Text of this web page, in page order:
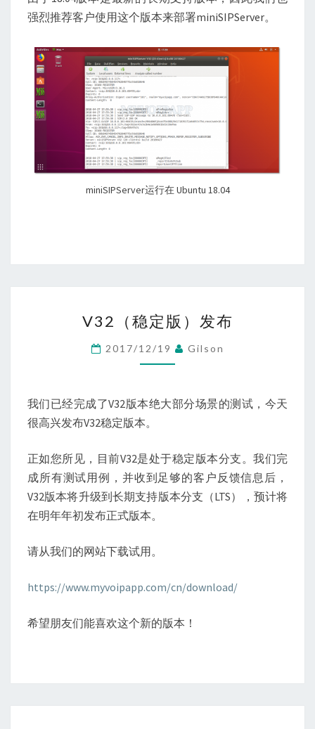
强烈推荐客户使用这个版本来部署miniSIPServer。
miniSIPServer运行在 Ubuntu 18.04
定
版）
发
V32（稳定版）发布
2017/12/19 Gilson
我们已经完成了V32版本绝大部分场景的测试，今天
很高兴发布V32稳定版本。
正如您所见，目前V32是处于稳定版本分支。我们完
成所有测试用例，并收到足够的客户反馈信息后，
V32版本将升级到长期支持版本分支（LTS），预计将
在明年年初发布正式版本。
请从我们的网站下载试用。
https://www.myvoipapp.com/cn/download/
希望朋友们能喜欢这个新的版本！